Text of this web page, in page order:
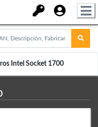
Intel Socket 1700